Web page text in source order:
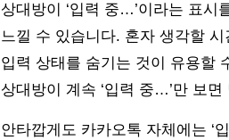
상대방이 ‘입력 중…’이라는 표시
느낄 수 있습니다. 혼자 생각할
입력 상태를 숨기는 것이 유용할
상대방이 계속 ‘입력 중…’만 보
안타깝게도 카카오톡 자체에는 ‘